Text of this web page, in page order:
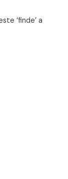
‘finde’ a